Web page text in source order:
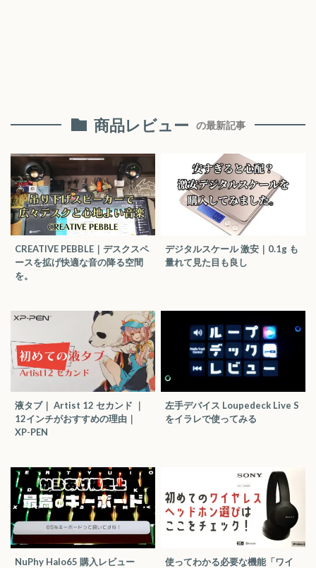
商品レビュー の最新記事
CREATIVE PEBBLE｜デスクスペ
ースを拡げ快適な音の降る空間
を。
デジタルスケール 激安｜0.1g も
量れて見た目も良し
液タブ｜ Artist 12 セカンド ｜
12インチがおすすめの理由｜
XP-PEN
左手デバイス Loupedeck Live S
をイラレで使ってみる
NuPhy Halo65 購入レビュー
使ってわかる必要な機能「ワイ